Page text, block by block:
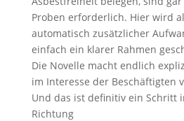
Proben erforderlich. Hier wird
automatisch zusätzlicher
einfach ein klarer Rahmen
Die Novelle macht endlich
im Interesse der Beschäftigten
Und das ist definitiv ein Schritt
Richtung